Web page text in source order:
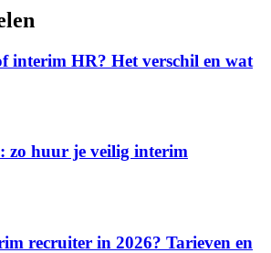
interim HR? Het verschil en wat
zo huur je veilig interim
recruiter in 2026? Tarieven en